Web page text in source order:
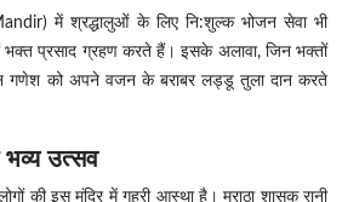
में श्रद्धालुओं के लिए नि:शुल्क भोजन सेवा भी
भक्त प्रसाद ग्रहण करते हैं। इसके अलावा, जिन भक्तों
गणेश को अपने वजन के बराबर लड्डू तुला दान करते
भव्य उत्सव
की इस मंदिर में गहरी आस्था है। मराठा शासक रानी